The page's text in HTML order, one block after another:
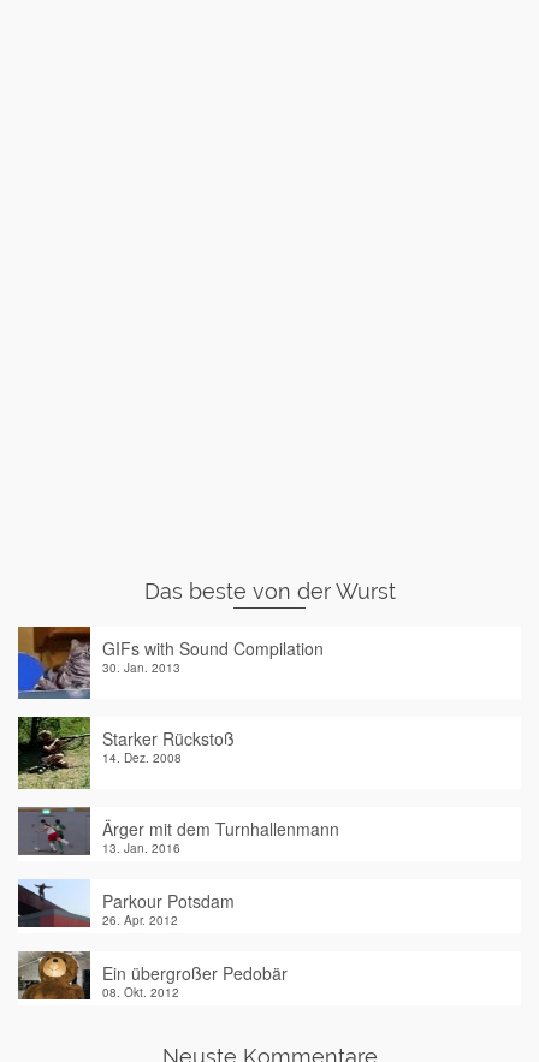
Das beste von der Wurst
GIFs with Sound Compilation
30. Jan. 2013
Starker Rückstoß
14. Dez. 2008
Ärger mit dem Turnhallenmann
13. Jan. 2016
Parkour Potsdam
26. Apr. 2012
Ein übergroßer Pedobär
08. Okt. 2012
Neuste Kommentare